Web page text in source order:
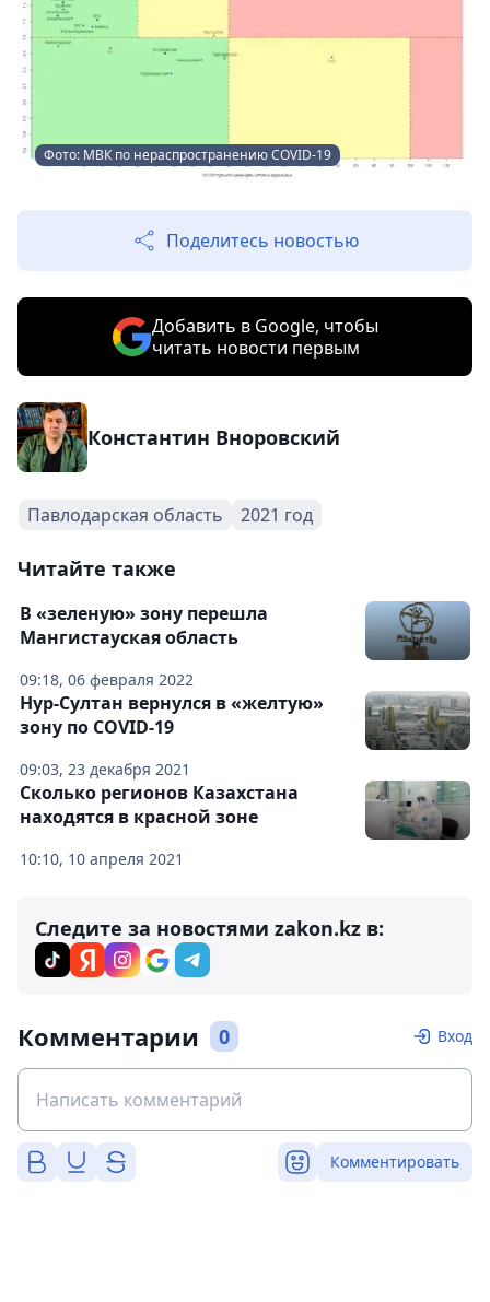
Фото: МВК по нераспространению COVID-19
Поделитесь новостью
Добавить в Google, чтобы
читать новости первым
Константин Вноровский
Павлодарская область 2021 год
Читайте также
09:18, 06 февраля 2022
В «зеленую» зону перешла
Мангистауская область
09:03, 23 декабря 2021
Нур-Султан вернулся в «желтую»
зону по COVID-19
10:10, 10 апреля 2021
Сколько регионов Казахстана
находятся в красной зоне
Следите за новостями zakon.kz в:
Комментарии 0 Вход
Комментировать